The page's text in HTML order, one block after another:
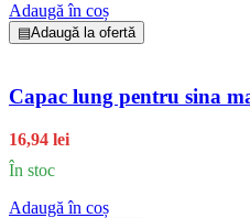
Adaugă în coș
▤Adaugă la ofertă
Capac lung pentru sina
16,94 lei
În stoc
Adaugă în coș